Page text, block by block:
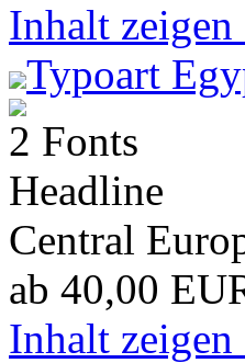
Inhalt zeigen
Typoart
2 Fonts
Headline
Central
ab 40,00
Inhalt zeigen